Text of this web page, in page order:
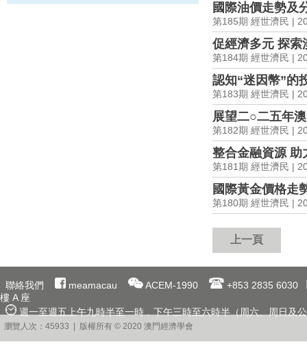
國際油價走勢及
第185期 經世濟民 |
促經濟多元 探索
第184期 經世濟民 |
認知“迷因幣”的
第183期 經世濟民 |
展望二○二五年
第182期 經世濟民 |
整合金融資源 助
第181期 經世濟民 |
國際黃金價格走
第180期 經世濟民 |
上一頁
聯絡我們 meamacau ACEM-1990
+853 2835 6030
樓 A 座
週一至週五上午九時半至一時﹐下午三時至六時半（周六、周日及
瀏覽人次：45933 | 版權所有 © 2020 澳門經濟學會